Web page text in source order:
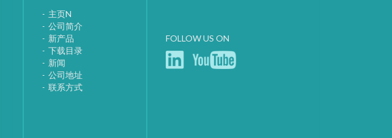
主页N
公司简介
新产品
下载目录
新闻
公司地址
联系方式
FOLLOW US ON